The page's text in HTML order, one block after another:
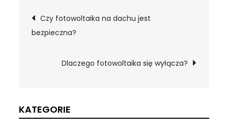
Nawigacja
wpisu
Czy fotowoltaika na dachu jest
bezpieczna?
Dlaczego fotowoltaika się wyłącza?
KATEGORIE